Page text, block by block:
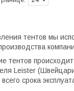
тентов мы
тентов
Leister
срока